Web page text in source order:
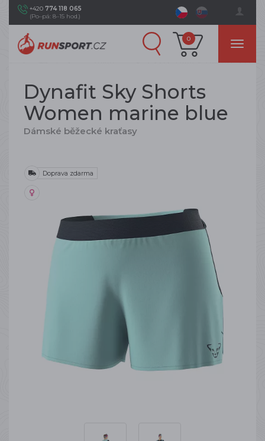
+420 774 118 065
(Po–pá: 8–15 hod.)
0
Dynafit Sky Shorts
Women marine blue
Dámské běžecké kraťasy
Doprava zdarma